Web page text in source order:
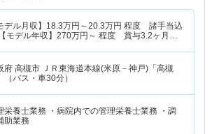
デル月収】 18.3万円～20.3万円 程度 諸手当込
モデル年収】 270万円～ 程度 賞与3.2ヶ月想
府 高槻市 ＪＲ東海道本線(米原－神戸)「高槻
（バス・車30分）
栄養士業務 ・病院内での管理栄養士業務 ・調
助業務